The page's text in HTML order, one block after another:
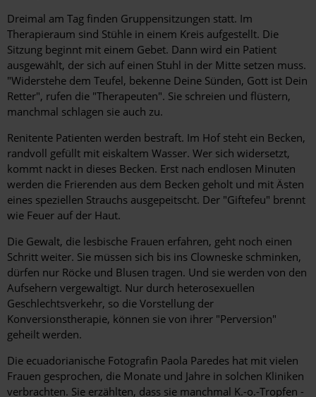
Dreimal am Tag finden Gruppensitzungen statt. Im
Therapieraum sind Stühle in einem Kreis aufgestellt. Die
Sitzung beginnt mit einem Gebet. Dann wird ein Patient
ausgewählt, der sich auf einen Stuhl in der Mitte setzen muss.
"Widerstehe dem Teufel, bekenne Deine Sünden, Gott ist Dein
Retter", rufen die "Therapeuten". Sie schreien und flüstern,
manchmal schlagen sie auch zu.
Renitente Patienten werden bestraft. Im Hof steht ein Becken,
randvoll gefüllt mit eiskaltem Wasser. Wer sich widersetzt,
kommt nackt in dieses Becken. Erst nach endlosen Minuten
werden die Frierenden aus dem Becken geholt und mit Ästen
eines speziellen Strauchs ausgepeitscht. Der "Giftefeu" brennt
wie Feuer auf der Haut.
Die Gewalt, die lesbische Frauen erfahren, geht noch einen
Schritt weiter. Sie müssen sich bis ins Clowneske schminken,
dürfen nur Röcke und Blusen tragen. Und sie werden von den
Aufsehern vergewaltigt. Nur durch heterosexuellen
Geschlechtsverkehr, so die Vorstellung der
Konversionstherapie, können sie von ihrer "Perversion"
geheilt werden.
Die ecuadorianische Fotografin Paola Paredes hat mit vielen
Frauen gesprochen, die Monate und Jahre in solchen Kliniken
verbrachten. Sie erzählten, dass sie manchmal K.-o.-Tropfen ­